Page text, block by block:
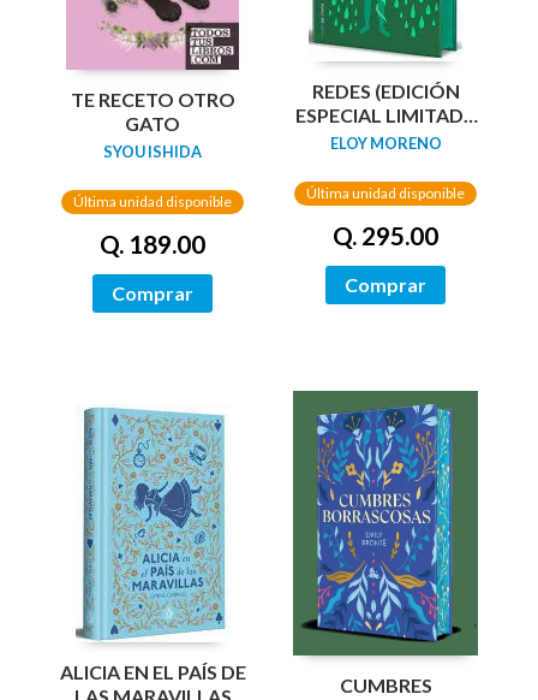
TE RECETO OTRO
GATO
SYOU ISHIDA
Última unidad disponible
Q. 189.00
Comprar
REDES (EDICIÓN
ESPECIAL LIMITADA
GUARDAS DRAGÓN)
ELOY MORENO
Última unidad disponible
Q. 295.00
Comprar
ALICIA EN EL PAÍS DE
CUMBRES